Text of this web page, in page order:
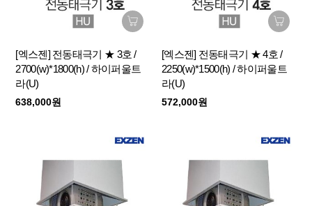
[엑스젠] 전동태극기 ★ 3호 /
2700(w)*1800(h) / 하이퍼울트
라(U)
638,000원
[엑스젠] 전동태극기 ★ 4호 /
2250(w)*1500(h) / 하이퍼울트
라(U)
572,000원